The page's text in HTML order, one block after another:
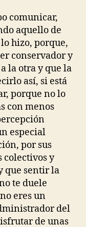
comunicar,
aquello de
hizo, porque,
conservador y
la otra y que la
así, si está
porque no lo
con menos
especial
por sus
colectivos y
que sentir la
te duele
eres un
del
de unas